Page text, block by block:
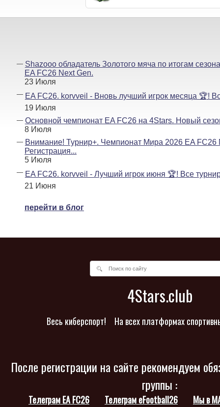
Shazooo обладатель Золотого мяча по итогам
EA FC26 Next Gen.
23 Июля
EA FC26. korvveil - Вновь лучший игрок месяца 🏆!
19 Июля
Основной чемпионат EA FC26 на 4Stars. Новый
8 Июля
Внимание! Турнир+. Чемпионат Мира 2026 EA FC26
Регистрация...
5 Июля
EA FC26. korvveil - Лучший игрок июня 🏆! Все
21 Июня
перейти в блог
4Stars.club
Весь киберспорт! На всех платформах
После регистрации на сайте рекомендуем
группы :
Телеграм EA FC26 Телеграм eFootball26 Мы в